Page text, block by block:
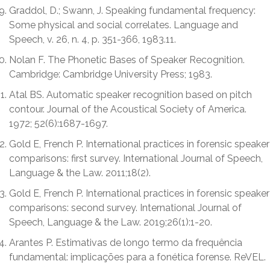
Graddol, D.; Swann, J. Speaking fundamental frequency:
Some physical and social correlates. Language and
Speech, v. 26, n. 4, p. 351-366, 1983.11.
Nolan F. The Phonetic Bases of Speaker Recognition.
Cambridge: Cambridge University Press; 1983.
Atal BS. Automatic speaker recognition based on pitch
contour. Journal of the Acoustical Society of America.
1972; 52(6):1687-1697.
Gold E, French P. International practices in forensic speaker
comparisons: first survey. International Journal of Speech,
Language & the Law. 2011;18(2).
Gold E, French P. International practices in forensic speaker
comparisons: second survey. International Journal of
Speech, Language & the Law. 2019;26(1):1-20.
Arantes P. Estimativas de longo termo da frequência
fundamental: implicações para a fonética forense. ReVEL.